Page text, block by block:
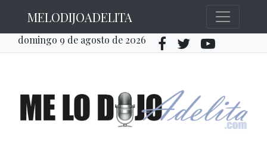
MELODIJOADELITA
domingo 9 de agosto de 2026